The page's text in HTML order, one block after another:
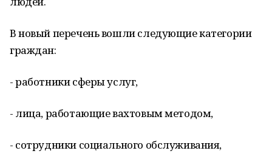
В новый перечень вошли следующие категории
граждан:
- работники сферы услуг,
- лица, работающие вахтовым методом,
- сотрудники социального обслуживания,